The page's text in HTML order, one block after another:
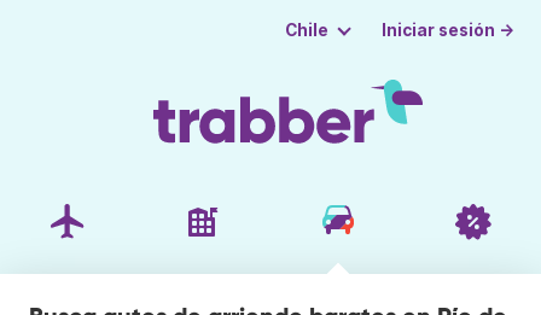
Chile Iniciar sesión →